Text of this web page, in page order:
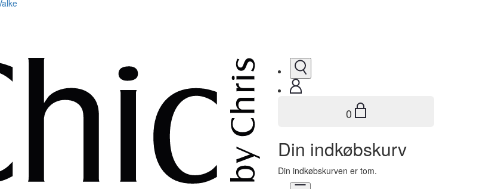
0
Din indkøbskurv
Din indkøbskurven er tom.